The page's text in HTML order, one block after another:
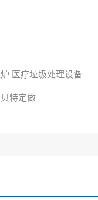
医疗垃圾处理设备
特定做